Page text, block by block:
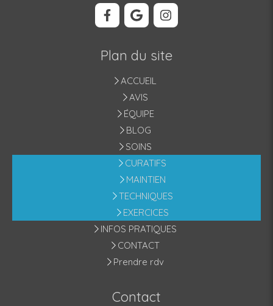
Plan du site
ACCUEIL
AVIS
ÉQUIPE
BLOG
SOINS
CURATIFS
MAINTIEN
TECHNIQUES
EXERCICES
INFOS PRATIQUES
CONTACT
Prendre rdv
Contact